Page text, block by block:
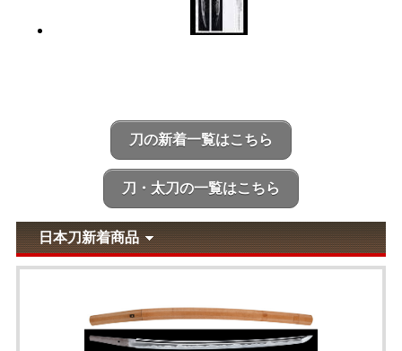
刀の新着一覧はこちら
刀・太刀の一覧はこちら
日本刀新着商品